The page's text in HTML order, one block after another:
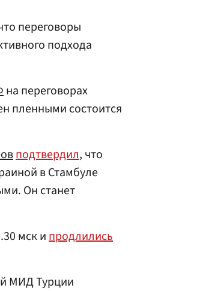
переговоры
подхода
на переговорах
пленными состоится
подтвердил, что
в Стамбуле
Он станет
мск ипродлились
МИД Турции